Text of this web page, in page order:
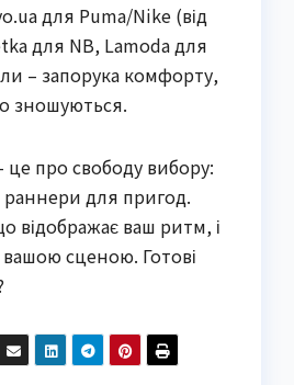
для Puma/Nike (від
для NB, Lamoda для
– запорука комфорту,
зношуються.
це про свободу вибору:
раннери для пригод.
відображає ваш ритм, і
вашою сценою. Готові